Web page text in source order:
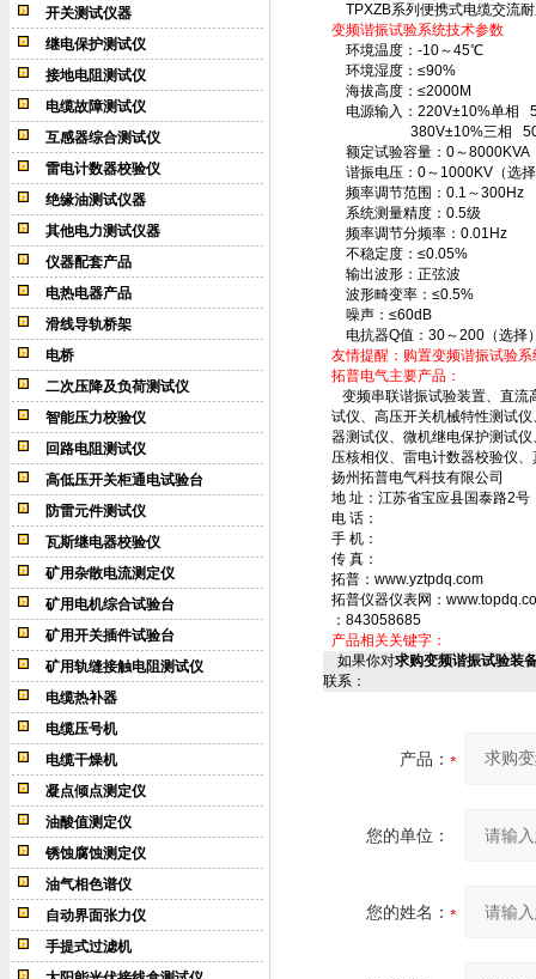
开关测试仪器
继电保护测试仪
接地电阻测试仪
电缆故障测试仪
互感器综合测试仪
雷电计数器校验仪
绝缘油测试仪器
其他电力测试仪器
仪器配套产品
电热电器产品
滑线导轨桥架
电桥
二次压降及负荷测试仪
智能压力校验仪
回路电阻测试仪
高低压开关柜通电试验台
防雷元件测试仪
瓦斯继电器校验仪
矿用杂散电流测定仪
矿用电机综合试验台
矿用开关插件试验台
矿用轨缝接触电阻测试仪
电缆热补器
电缆压号机
电缆干燥机
凝点倾点测定仪
油酸值测定仪
锈蚀腐蚀测定仪
油气相色谱仪
自动界面张力仪
手提式过滤机
TPXZB系列便携式电缆交流
变频谐振试验系统技术参数
环境温度：-10～45℃
环境湿度：≤90%
海拔高度：≤2000M
电源输入：220V±10%单相
380V±10%三相 50Hz
额定试验容量：0～8000KVA
谐振电压：0～1000KV（选
频率调节范围：0.1～
系统测量精度：0.5级
频率调节分频率：
不稳定度：≤0.05%
输出波形：正弦波
波形畸变率：≤0.5%
噪声：≤60dB
电抗器Q值：30～200（选择
友情提醒：购置变频谐振试验
拓普电气主要产品：
变频串联谐振试验装置、直流
试仪、高压开关机械特性测试
器测试仪、微机继电保护测试
压核相仪、雷电计数器校验仪
扬州拓普电气科技有限公司
地 址：江苏省宝应县国泰路2号
电 话：
手 机：
传 真：
拓普：www.yztpdq.com
拓普仪器仪表网：
：843058685
产品相关关键字：
如果你对求购变频谐振试验装
联系：
产品：
您的单位：
您的姓名：